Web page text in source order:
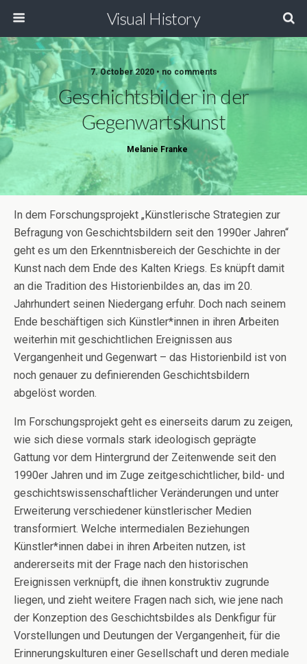
Visual History
7. October 2020 • no comments
Geschichtsbilder in der
Gegenwartskunst
Melanie Franke
In dem Forschungsprojekt „Künstlerische Strategien zur
Befragung von Geschichtsbildern seit den 1990er Jahren“
geht es um den Erkenntnisbereich der Geschichte in der
Kunst nach dem Ende des Kalten Kriegs. Es knüpft damit
an die Tradition des Historienbildes an, das im 20.
Jahrhundert seinen Niedergang erfuhr. Doch nach seinem
Ende beschäftigen sich Künstler*innen in ihren Arbeiten
weiterhin mit geschichtlichen Ereignissen aus
Vergangenheit und Gegenwart – das Historienbild ist von
noch genauer zu definierenden Geschichtsbildern
abgelöst worden.
Im Forschungsprojekt geht es einerseits darum zu zeigen,
wie sich diese vormals stark ideologisch geprägte
Gattung vor dem Hintergrund der Zeitenwende seit den
1990er Jahren und im Zuge zeitgeschichtlicher, bild- und
geschichtswissenschaftlicher Veränderungen und unter
Erweiterung verschiedener künstlerischer Medien
transformiert. Welche intermedialen Beziehungen
Künstler*innen dabei in ihren Arbeiten nutzen, ist
andererseits mit der Frage nach den historischen
Ereignissen verknüpft, die ihnen konstruktiv zugrunde
liegen, und zieht weitere Fragen nach sich, wie jene nach
der Konzeption des Geschichtsbildes als Denkfigur für
Vorstellungen und Deutungen der Vergangenheit, für die
Erinnerungskulturen einer Gesellschaft und deren mediale